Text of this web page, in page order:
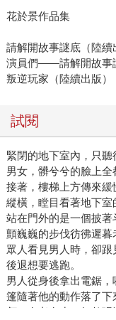
花於景作品集
請解開故事謎底（陸續
演員們——請解開故事
叛逆玩家（陸續出版）
試閱
緊閉的地下室內，只
男女，髒兮兮的臉上全
接著，樓梯上方傳來
縱橫，瞠目看著地下室
站在門外的是一個披
顫巍巍的步伐彷彿遲暮
眾人看見男人時，卻
後退想要逃跑。
男人從身後拿出電鋸
篷隨著他的動作落了
顱，有老有少，無數張